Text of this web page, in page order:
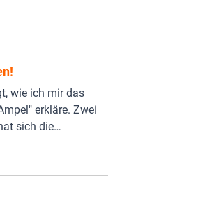
wie ich mir das
erkläre. Zwei
sich die…